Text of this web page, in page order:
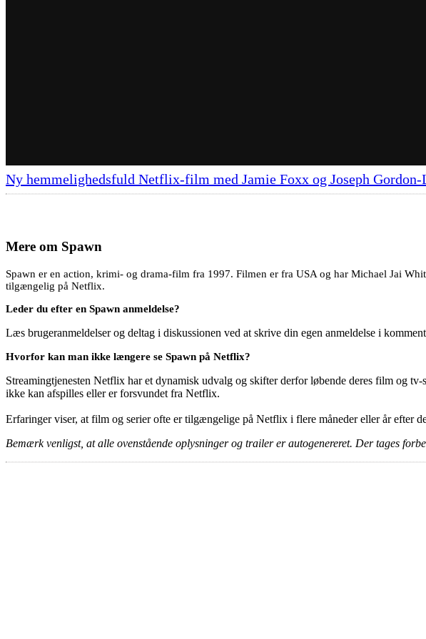
Ny hemmelighedsfuld Netflix-film med Jamie Foxx og Joseph
Mere om Spawn
Spawn er en action, krimi- og drama-film fra 1997. Filmen er fra USA og har Michael Jai
tilgængelig på Netflix.
Leder du efter en Spawn anmeldelse?
Læs brugeranmeldelser og deltag i diskussionen ved at skrive din egen anmeldelse i
Hvorfor kan man ikke længere se Spawn på Netflix?
Streamingtjenesten Netflix har et dynamisk udvalg og skifter derfor løbende deres film og
ikke kan afspilles eller er forsvundet fra Netflix.
Erfaringer viser, at film og serier ofte er tilgængelige på Netflix i flere måneder eller år efter
Bemærk venligst, at alle ovenstående oplysninger og trailer er autogenereret. Der tages